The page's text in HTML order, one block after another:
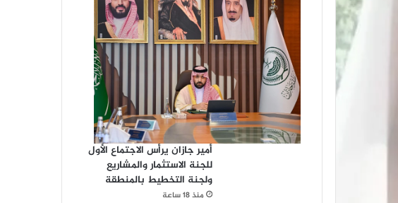
أمير جازان يرأس الاجتماع الأول
للجنة الاستثمار والمشاريع
ولجنة التخطيط بالمنطقة
منذ 18 ساعة